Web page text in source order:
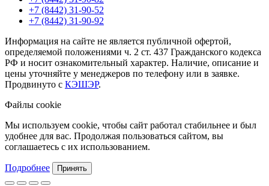
+7 (8442) 31-90-52
+7 (8442) 31-90-92
Информация на сайте не является публичной офертой,
определяемой положениями ч. 2 ст. 437 Гражданского кодекса
РФ и носит ознакомительный характер. Наличие, описание и
цены уточняйте у менеджеров по телефону или в заявке.
Продвинуто с КЭШЭР.
Файлы cookie
Мы используем cookie, чтобы сайт работал стабильнее и был
удобнее для вас. Продолжая пользоваться сайтом, вы
соглашаетесь с их использованием.
Подробнее Принять